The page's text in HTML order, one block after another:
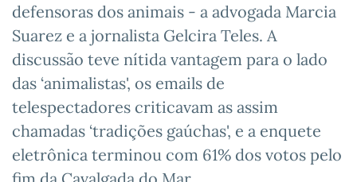
defensoras dos animais - a advogada Marcia
Suarez e a jornalista Gelcira Teles. A
discussão teve nítida vantagem para o lado
das ‘animalistas', os emails de
telespectadores criticavam as assim
chamadas ‘tradições gaúchas', e a enquete
eletrônica terminou com 61% dos votos pelo